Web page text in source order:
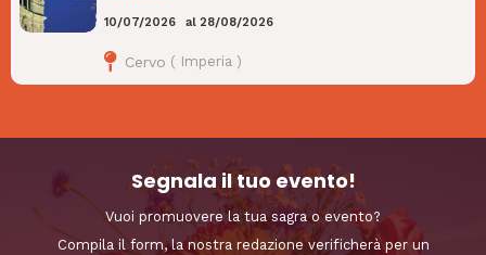
10/07/2026 al 28/08/2026
Cervo ( Imperia)
Segnala il tuo evento!
Vuoi promuovere la tua sagra o evento?
Compila il form, la nostra redazione verificherà per un